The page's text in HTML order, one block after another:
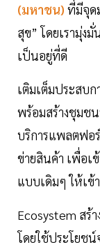
(มหาชน) ที่มีจุด
สุข” โดยเรามุ่ง
เป็นอยู่ที่ดี
เติมเต็มประสบ
พร้อมสร้างชุมช
บริการแพลตฟอ
ข่ายสินค้า เพื่อเ
แบบเดิมๆ ให้เข้
Ecosystem สร้
โดยใช้ประโยช